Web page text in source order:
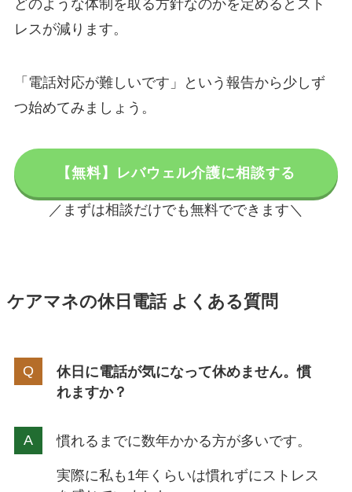
どのような体制を取る方針なのかを定めるとスト
レスが減ります。
「電話対応が難しいです」という報告から少しず
つ始めてみましょう。
【無料】レバウェル介護に相談する
／まずは相談だけでも無料でできます＼
ケアマネの休日電話 よくある質問
休日に電話が気になって休めません。慣
れますか？
慣れるまでに数年かかる方が多いです。
実際に私も1年くらいは慣れずにストレス